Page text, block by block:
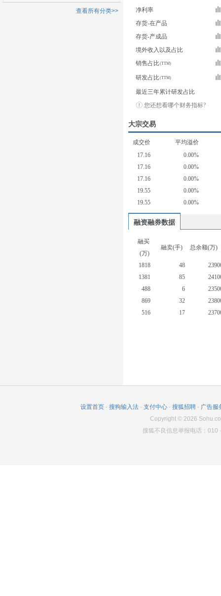
查看所有分类>>
净利率
存货-在产品
存货-产成品
境外收入以及占比
销售占比
研发占比
最近三年累计研发占比
您还想看哪个财务指标?
大宗交易
成交价
平均溢价
17.16
0.00%
17.16
0.00%
17.16
0.00%
19.55
0.00%
19.55
0.00%
融资融券数据
融买
(万)
融卖(手) 总余额(万)
1818 48
1381
85
488
6
869
32
516
17
设置首页 - 搜狗输入法 - 支付中心 - 搜狐招聘 - 广告服
Copyright© 2026
搜狐不良信息举报电话：010